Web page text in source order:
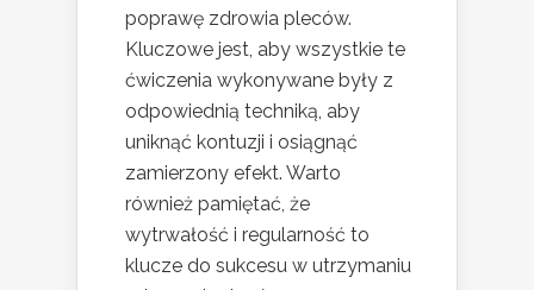
poprawę zdrowia pleców.
Kluczowe jest, aby wszystkie te
ćwiczenia wykonywane były z
odpowiednią techniką, aby
uniknąć kontuzji i osiągnąć
zamierzony efekt. Warto
również pamiętać, że
wytrwałość i regularność to
klucze do sukcesu w utrzymaniu